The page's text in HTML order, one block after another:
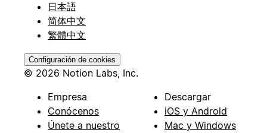
日本語
简体中文
繁體中文
Configuración de cookies
© 2026 Notion Labs, Inc.
Empresa
Conócenos
Únete a nuestro
Descargar
iOS y Android
Mac y Windows